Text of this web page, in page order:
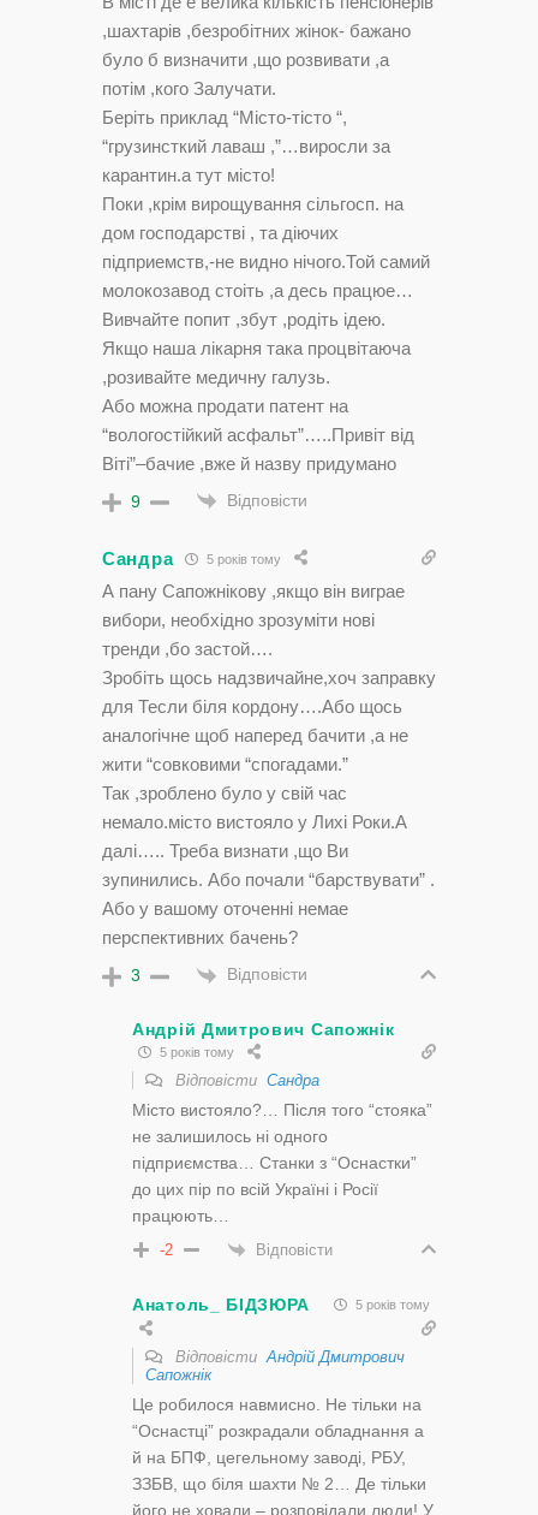
,шахтарiв ,безробiтних жiнок- бажано
було б визначити ,що розвивати ,а
потiм ,кого Залучати.
Берiть приклад “Мiсто-тicто “,
“грузинсткий лаваш ,”…виросли за
карантин.а тут мiсто!
Поки ,крiм вирощування сiльгосп. на
дом господарствi , та дiючих
пiдприемств,-не видно нiчого.Той самий
молокозавод стоiть ,а десь працюе…
Вивчайте попит ,збут ,родiть iдею.
Якщо наша лiкарня така процвiтаюча
,розивайте медичну галузь.
Або можна продати патент на
“вологостiйкий асфальт”…..Привiт вiд
Вiтi”–бачие ,вже й назву придумано
9 Відповісти
Сандра 5 років тому
А пану Сапожнiкову ,якщо вiн виграе
вибори, необхiдно зрозумiти новi
тренди ,бо застой….
Зробiть щось надзвичайне,хоч заправку
для Тесли бiля кордону….Або щось
аналогiчне щоб наперед бачити ,а не
жити “совковими “спогадами.”
Так ,зроблено було у свiй час
немало.мiсто вистояло у Лихi Роки.А
далi….. Треба визнати ,що Ви
зупинились. Або почали “барствувати” .
Або у вашому оточеннi немае
перспективних бачень?
3 Відповісти
Андрій Дмитрович Сапожнік
5 років тому
Відповісти Сандра
Місто вистояло?… Після того “стояка”
не залишилось ні одного
підприємства… Станки з “Оснастки”
до цих пір по всій Україні і Росії
працюють…
-2 Відповісти
Анатоль_ БІДЗЮРА 5 років тому
ВідповістиАндрій Дмитрович
Сапожнік
Це робилося навмисно. Не тільки на
“Оснастці” розкрадали обладнання а
й на БПФ, цегельному заводі, РБУ,
ЗЗБВ, що біля шахти № 2… Де тільки
його не ховали – розповідали люди! У